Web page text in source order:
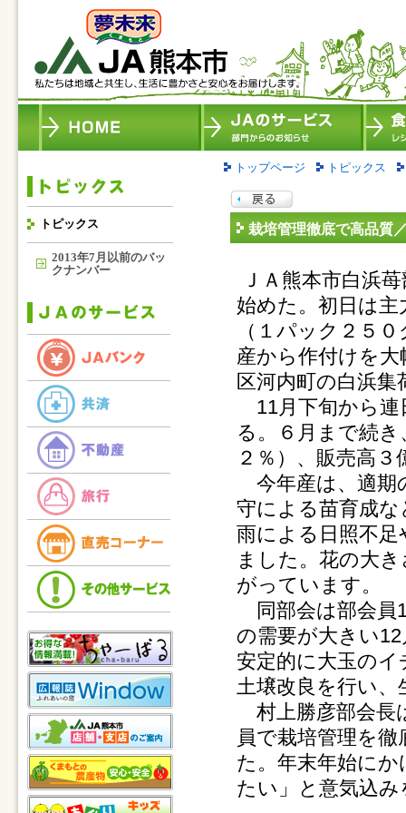
トピックス
2013年7月以前のバッ
クナンバー
トップページ トピックス
栽培管理徹底で高品質
ＪＡ熊本市白浜
始めた。初日は
（１パック２５
産から作付けを
区河内町の白浜
11月下旬から連
る。６月まで続
２％）、販売高
今年産は、適期
守による苗育成
雨による日照不
ました。花の大
がっています。
同部会は部会員
の需要が大きい
安定的に大玉の
土壌改良を行い
村上勝彦部会長
員で栽培管理を
た。年末年始に
たい」と意気込